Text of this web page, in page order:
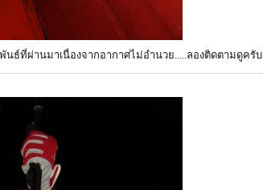
ธ์ที่ผ่านมาเนื่องจากอากาศไม่อำนวย.....ลองติดตามดูครับ